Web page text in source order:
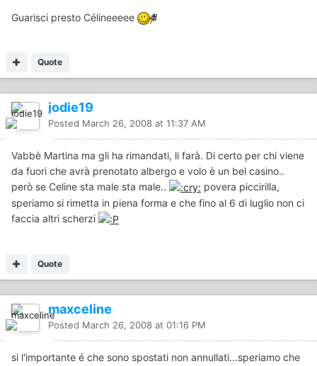
Guarisci presto Célineeeee
Quote
jodie19
Posted March 26, 2008 at 11:37 AM
Vabbè Martina ma gli ha rimandati, li farà. Di certo per chi viene
da fuori che avrà prenotato albergo e volo è un bel casino..
però se Celine sta male sta male..
povera piccirilla,
speriamo si rimetta in piena forma e che fino al 6 di luglio non ci
faccia altri scherzi
Quote
maxceline
Posted March 26, 2008 at 01:16 PM
si l'importante é che sono spostati non annullati...speriamo che